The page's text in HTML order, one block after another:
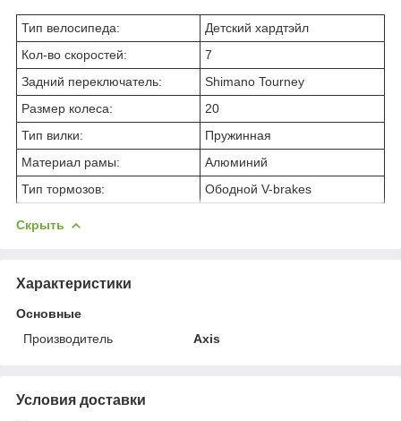
Тип велосипеда:
Детский хардтэйл
Кол-во скоростей:
7
Задний переключатель:
Shimano Tourney
Размер колеса:
20
Тип вилки:
Пружинная
Материал рамы:
Алюминий
Тип тормозов:
Ободной V-brakes
Скрыть
Характеристики
Основные
Производитель
Axis
Условия доставки